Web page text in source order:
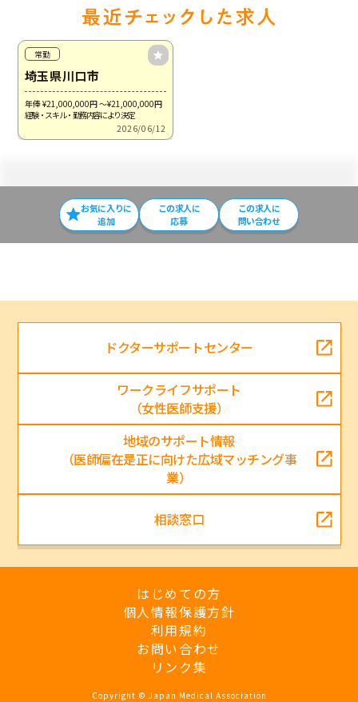
常勤
埼玉県川口市
年俸 ¥21,000,000円～¥21,000,000円
経験・スキル・勤務内容により決定
2026/06/12
お気に入りに
追加
この求⼈に
応募
この求人に
問い合わせ
ドクターサポートセンター
ワークライフサポート
（女性医師支援）
地域のサポート情報
（医師偏在是正に向けた広域マッチング事
業）
相談窓口
はじめての方
個人情報保護方針
利用規約
お問い合わせ
リンク集
Copyright © Japan Medical Association